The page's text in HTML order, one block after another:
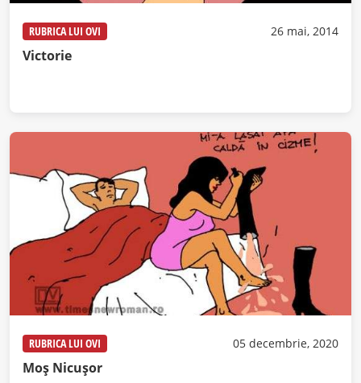
RUBRICA LUI OVI 26 mai, 2014
Victorie
RUBRICA LUI OVI 05 decembrie, 2020
Moș Nicușor